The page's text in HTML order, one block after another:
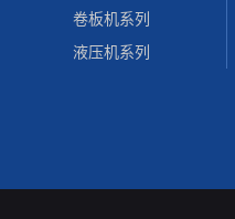
卷板机系列
液压机系列